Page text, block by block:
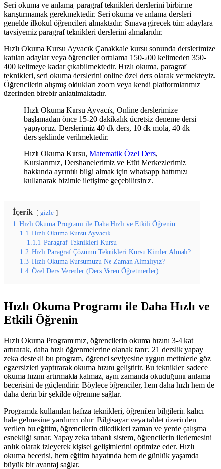
Seri okuma ve anlama, paragraf teknikleri derslerini birbirine
karıştırmamak gerekmektedir. Seri okuma ve anlama dersleri
genelde ilkokul öğrencileri almaktadır. Sınava girecek tüm adaylara
tavsiyemiz paragraf teknikleri derslerini almalarıdır.
Hızlı Okuma Kursu Ayvacık Çanakkale kursu sonunda derslerimize
katılan adaylar veya öğrenciler ortalama 150-200 kelimeden 350-
400 kelimeye kadar çıkabilmektedir. Hızlı okuma, paragraf
teknikleri, seri okuma derslerini online özel ders olarak vermekteyiz.
Öğrencilerin alışmış oldukları zoom veya kendi platformlarımız
üzerinden birebir anlatılmaktadır.
Hızlı Okuma Kursu Ayvacık, Online derslerimize
başlamadan önce 15-20 dakikalık ücretsiz deneme dersi
yapıyoruz. Derslerimiz 40 dk ders, 10 dk mola, 40 dk
ders şeklinde verilmektedir.
Hızlı Okuma Kursu, Matematik Özel Ders,
Kurslarımız, Dershanelerimiz ve Etüt Merkezlerimiz
hakkında ayrıntılı bilgi almak için whatsapp hattımızı
kullanarak bizimle iletişime geçebilirsiniz.
İçerik gizle
1 Hızlı Okuma Programı ile Daha Hızlı ve Etkili Öğrenin
1.1 Hızlı Okuma Kursu Ayvacık
1.1.1 Paragraf Teknikleri Kursu
1.2 Hızlı Paragraf Çözümü Teknikleri Kursu Kimler Almalı?
1.3 Hızlı Okuma Kursumuzu Ne Zaman Almalıyız?
1.4 Özel Ders Verenler (Ders Veren Öğretmenler)
Hızlı Okuma Programı ile Daha Hızlı ve
Etkili Öğrenin
Hızlı Okuma Programımız, öğrencilerin okuma hızını 3-4 kat
artırarak, daha hızlı öğrenmelerine olanak tanır. 21 derslik yapay
zeka destekli bu program, öğrenci seviyesine uygun metinlerle göz
egzersizleri yaptırarak okuma hızını geliştirir. Bu teknikler, sadece
okuma hızını artırmakla kalmaz, aynı zamanda okuduğunu anlama
becerisini de güçlendirir. Böylece öğrenciler, hem daha hızlı hem de
daha derin bir şekilde öğrenme sağlar.
Programda kullanılan hafıza teknikleri, öğrenilen bilgilerin kalıcı
hale gelmesine yardımcı olur. Bilgisayar veya tablet üzerinden
verilen bu eğitim, öğrencilerin diledikleri zaman ve yerde çalışma
esnekliği sunar. Yapay zeka tabanlı sistem, öğrencilerin ilerlemesini
anlık olarak izleyerek kişisel gelişimlerini optimize eder. Hızlı
okuma becerisi, hem eğitim hayatında hem de günlük yaşamda
büyük bir avantaj sağlar.